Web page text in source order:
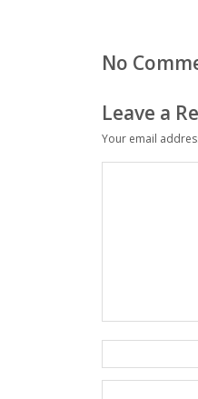
No
Leave a
Your email